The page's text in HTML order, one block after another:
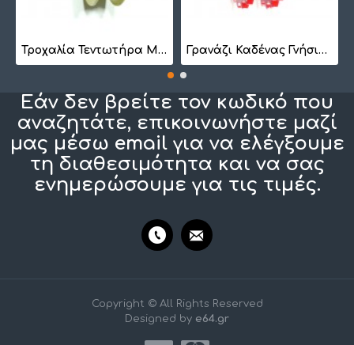
Τροχαλία Τεντωτήρα Μικρή BS 1022 Γρανάζι Καδένας Γνήσιο 1257410201
Εάν δεν βρείτε τον κωδικό που
αναζητάτε, επικοινωνήστε μαζί
μας μέσω email για να ελέγξουμε
τη διαθεσιμότητα και να σας
ενημερώσουμε για τις τιμές.
Copyright © All Rights Reserved
Designed by e64.gr